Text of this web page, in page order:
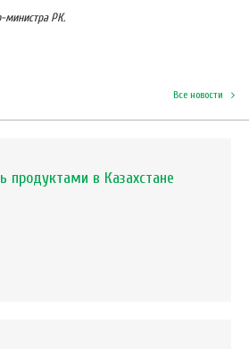
министра РК.
Все новости
продуктами в Казахстане